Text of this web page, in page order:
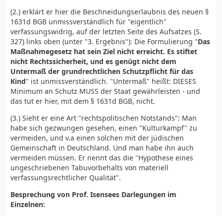
(2.) erklärt er hier die Beschneidungserlaubnis des neuen §
1631d BGB unmissverständlich für "eigentlich"
verfassungswidrig, auf der letzten Seite des Aufsatzes (S.
327) links oben (unter "3. Ergebnis"): Die Formulierung "Das
Maßnahmegesetz hat sein Ziel nicht erreicht. Es stiftet
nicht Rechtssicherheit, und es genügt nicht dem
Untermaß der grundrechtlichen Schutzpflicht für das
Kind" ist unmissverständlich. "Untermaß" heißt: DIESES
Minimum an Schutz MUSS der Staat gewährleisten - und
das tut er hier, mit dem § 1631d BGB, nicht.
(3.) Sieht er eine Art "rechtspolitischen Notstands": Man
habe sich gezwungen gesehen, einen "Kulturkampf" zu
vermeiden, und v.a einen solchen mit der jüdischen
Gemeinschaft in Deutschland. Und man habe ihn auch
vermeiden müssen. Er nennt das die "Hypothese eines
ungeschriebenen Tabuvorbehalts von materiell
verfassungsrechtlicher Qualität".
Besprechung von Prof. Isensees Darlegungen im
Einzelnen: